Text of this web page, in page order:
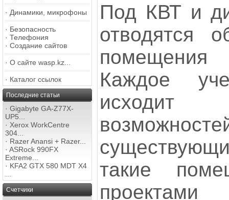
· Динамики, микрофоны
· Безопасность
· Телефония
· Создание сайтов
· О сайте wasp.kz...
· Каталог ссылок
Последние статьи
· Gigabyte GA-Z77X-
UP5...
· Xerox WorkCentre
304...
· Razer Anansi + Razer...
· ASRock 990FX
Extreme...
· KFA2 GTX 580 MDT X4
Счетчики
Под КВТ и
отводятся
помещения
Каждое
такие